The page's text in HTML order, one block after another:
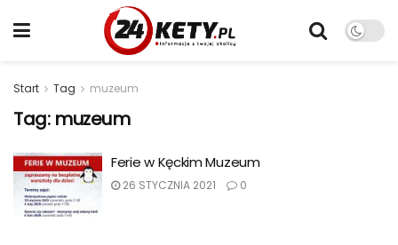
Start Tag muzeum
Tag: muzeum
Ferie w Kęckim Muzeum
26 STYCZNIA 2021 0